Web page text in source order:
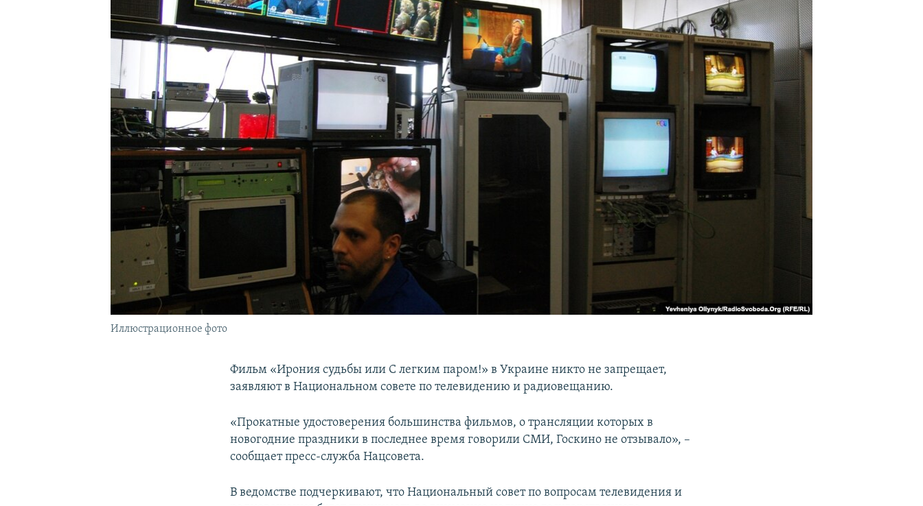
УКРАИНСКАЯ ПРОБЛЕМА КРЫМА
Иллюстрационное фото
Фильм «Ирония судьбы или С легким паром!» в Украине никто не запрещает,
заявляют в Национальном совете по телевидению и радиовещанию.
«Прокатные удостоверения большинства фильмов, о трансляции которых в
новогодние праздники в последнее время говорили СМИ, Госкино не отзывало», –
сообщает пресс-служба Нацсовета.
В ведомстве подчеркивают, что Национальный совет по вопросам телевидения и